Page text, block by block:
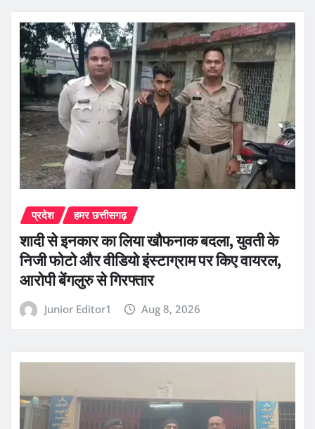
प्रदेश हमर छत्तीसगढ़
शादी से इनकार का लिया खौफनाक बदला, युवती के
निजी फोटो और वीडियो इंस्टाग्राम पर किए वायरल,
आरोपी बेंगलुरु से गिरफ्तार
Junior Editor1 Aug 8, 2026